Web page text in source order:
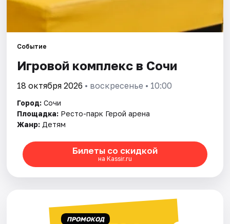
Событие
Игровой комплекс в Сочи
18 октября 2026 • воскресенье • 10:00
Город: Сочи
Площадка: Ресто-парк Герой арена
Жанр: Детям
Билеты со скидкой
на Kassir.ru
ПРОМОКОД